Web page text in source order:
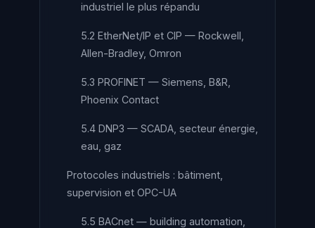
industriel le plus répandu
5.2 EtherNet/IP et CIP — Rockwell,
Allen-Bradley, Omron
5.3 PROFINET — Siemens, B&R,
Phoenix Contact
5.4 DNP3 — SCADA, secteur énergie,
eau, gaz
Protocoles industriels : bâtiment,
supervision et OPC-UA
5.5 BACnet — building automation,